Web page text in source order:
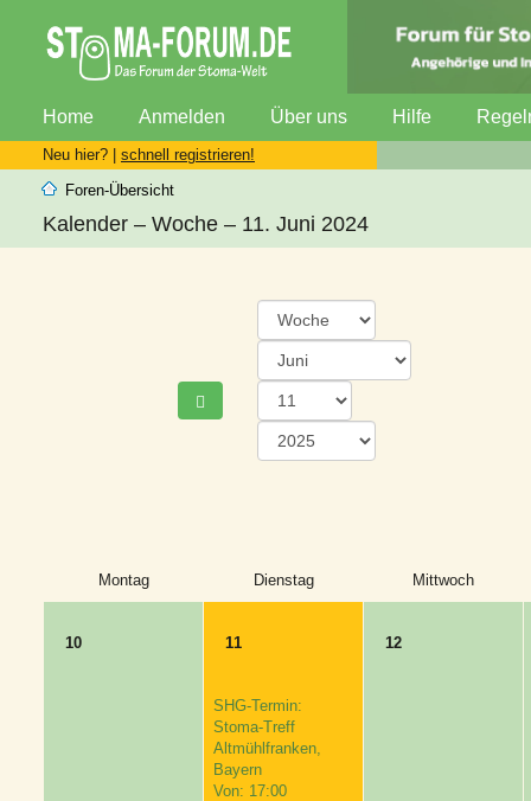
Home Anmelden Über uns Hilfe
Neu hier? | schnell registrieren!
Foren-Übersicht
Kalender – Woche – 11. Juni 2024
Montag Dienstag Mittwoch
10 11
SHG-Termin:
Stoma-Treff
Altmühlfranken,
Bayern
Von: 17:00
12